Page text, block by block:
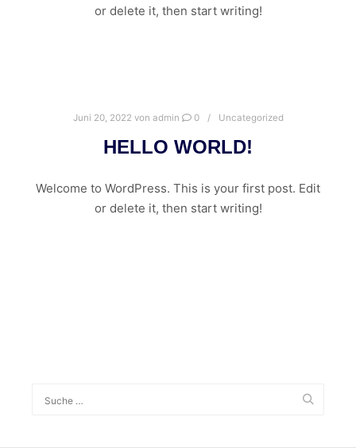
or delete it, then start writing!
Juni 20, 2022 von admin 0 Uncategorized
HELLO WORLD!
Welcome to WordPress. This is your first post. Edit
or delete it, then start writing!